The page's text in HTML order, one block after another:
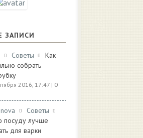
ЗАПИСИ
Советы
Как
собрать
2016, 17:47 | 0
Советы
посуду лучше
для варки